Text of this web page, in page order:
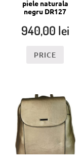
piele naturala
negru DR127
940,00 lei
PRICE